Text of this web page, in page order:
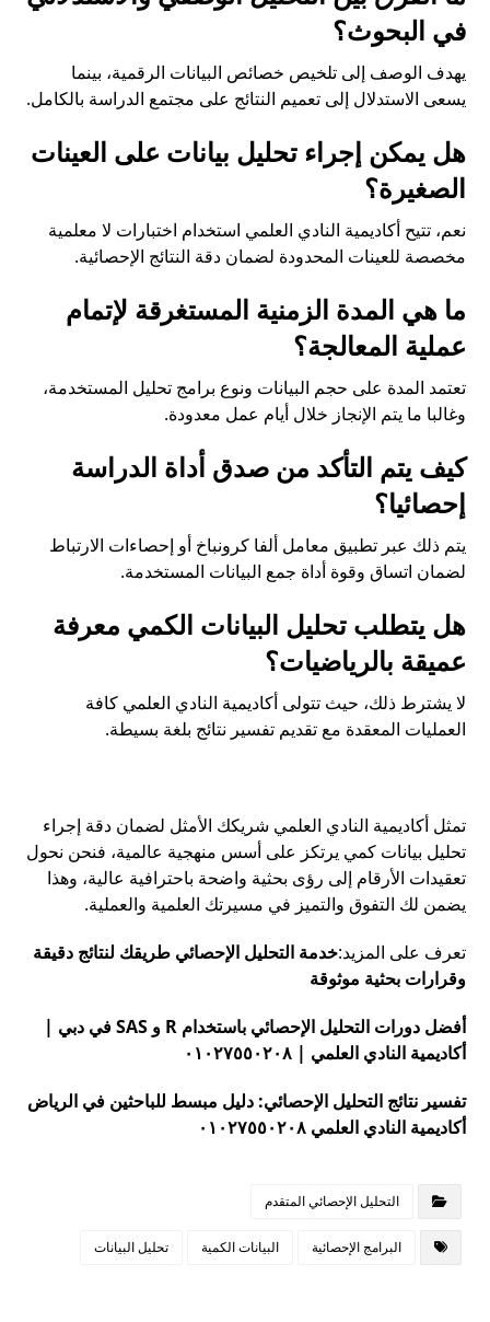
في البحوث؟
يهدف الوصف إلى تلخيص خصائص البيانات الرقمية، بينما
يسعى الاستدلال إلى تعميم النتائج على مجتمع الدراسة بالكامل.
هل يمكن إجراء تحليل بيانات على العينات
الصغيرة؟
نعم، تتيح أكاديمية النادي العلمي استخدام اختبارات لا معلمية
مخصصة للعينات المحدودة لضمان دقة النتائج الإحصائية.
ما هي المدة الزمنية المستغرقة لإتمام
عملية المعالجة؟
تعتمد المدة على حجم البيانات ونوع برامج تحليل المستخدمة،
وغالبا ما يتم الإنجاز خلال أيام عمل معدودة.
كيف يتم التأكد من صدق أداة الدراسة
إحصائيا؟
يتم ذلك عبر تطبيق معامل ألفا كرونباخ أو إحصاءات الارتباط
لضمان اتساق وقوة أداة جمع البيانات المستخدمة.
هل يتطلب تحليل البيانات الكمي معرفة
عميقة بالرياضيات؟
لا يشترط ذلك، حيث تتولى أكاديمية النادي العلمي كافة
العمليات المعقدة مع تقديم تفسير نتائج بلغة بسيطة.
تمثل أكاديمية النادي العلمي شريكك الأمثل لضمان دقة إجراء
تحليل بيانات كمي يرتكز على أسس منهجية عالمية، فنحن نحول
تعقيدات الأرقام إلى رؤى بحثية واضحة باحترافية عالية، وهذا
يضمن لك التفوق والتميز في مسيرتك العلمية والعملية.
تعرف على المزيد:خدمة التحليل الإحصائي طريقك لنتائج دقيقة
وقرارات بحثية موثوقة
أفضل دورات التحليل الإحصائي باستخدام R و SAS في دبي |
أكاديمية النادي العلمي | ٠١٠٢٧٥٥٠٢٠٨
تفسير نتائج التحليل الإحصائي: دليل مبسط للباحثين في الرياض
أكاديمية النادي العلمي ٠١٠٢٧٥٥٠٢٠٨
التحليل الإحصائي المتقدم
البرامج الإحصائية البيانات الكمية تحليل البيانات